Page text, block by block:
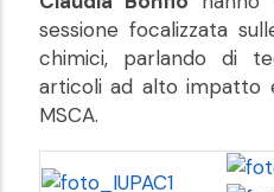
sessione focalizzata
chimici, parlando di
articoli ad alto impatto
MSCA.